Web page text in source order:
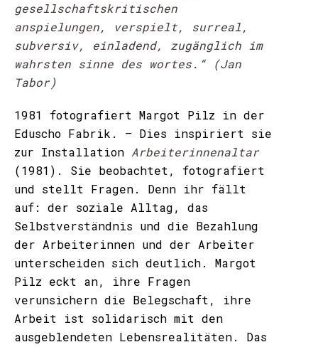
gesellschaftskritischen
anspielungen, verspielt, surreal,
subversiv, einladend, zugänglich im
wahrsten sinne des wortes.“ (Jan
Tabor)
1981 fotografiert Margot Pilz in der
Eduscho Fabrik. – Dies inspiriert sie
zur Installation Arbeiterinnenaltar
(1981). Sie beobachtet, fotografiert
und stellt Fragen. Denn ihr fällt
auf: der soziale Alltag, das
Selbstverständnis und die Bezahlung
der Arbeiterinnen und der Arbeiter
unterscheiden sich deutlich. Margot
Pilz eckt an, ihre Fragen
verunsichern die Belegschaft, ihre
Arbeit ist solidarisch mit den
ausgeblendeten Lebensrealitäten. Das